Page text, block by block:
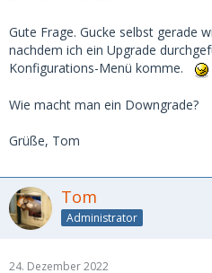
Gute Frage. Gucke selbst gerade
nachdem ich ein Upgrade
Konfigurations-Menü komme.
Wie macht man ein Downgrade?
Grüße, Tom
Tom
Administrator
24. Dezember 2022